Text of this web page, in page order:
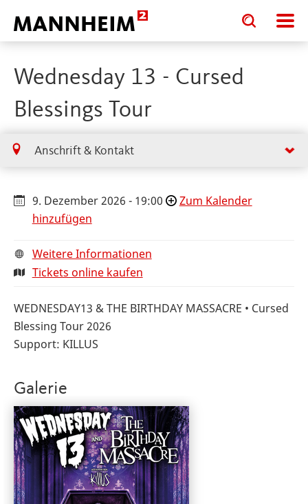
Toggle
search
input
Toggle
search
input
Wednesday 13 - Cursed
Blessings Tour
Anschrift & Kontakt
9. Dezember 2026 - 19:00
Zum Kalender
hinzufügen
Weitere Informationen
Tickets online kaufen
WEDNESDAY13 & THE BIRTHDAY MASSACRE • Cursed
Blessing Tour 2026
Support: KILLUS
Galerie